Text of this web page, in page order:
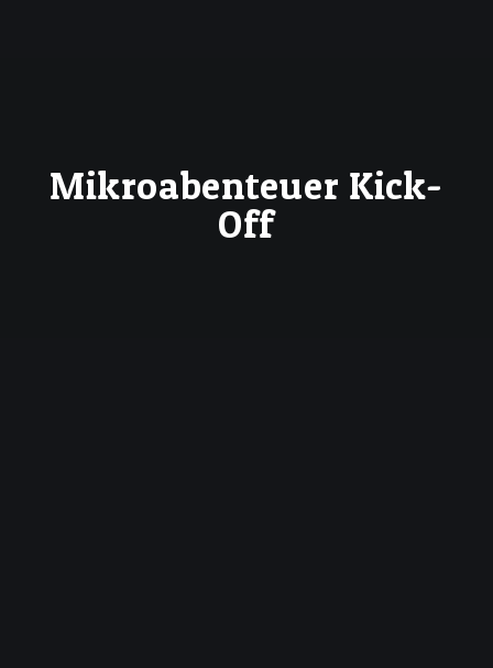
Mikroabenteuer Kick-
Off